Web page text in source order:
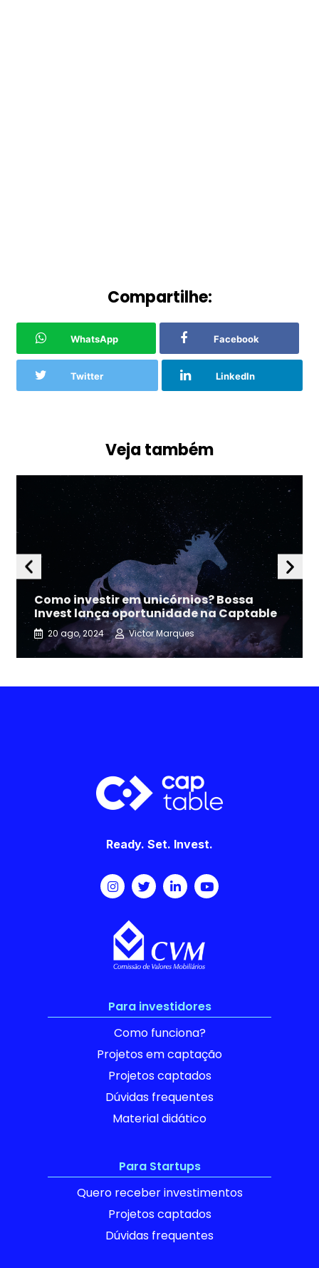
Compartilhe:
WhatsApp Facebook
Twitter LinkedIn
Veja também
Como investir em unicórnios? Bossa
Invest lança oportunidade na Captable
20 ago, 2024 Victor Marques
Ready. Set. Invest.
Para investidores
Como funciona?
Projetos em captação
Projetos captados
Dúvidas frequentes
Material didático
Para Startups
Quero receber investimentos
Projetos captados
Dúvidas frequentes